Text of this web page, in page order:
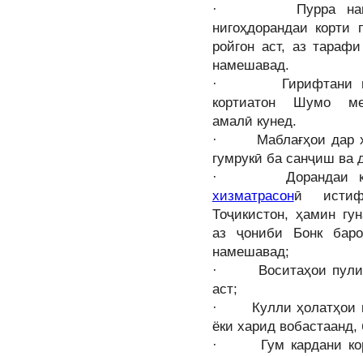
· Пурра
нигоҳдорандаи корти
ройгон аст, аз
намешавад.
· Гирифтани
кортиатон Шумо
амалӣ кунед.
· Маблағҳои дар
гумрукӣ ба санҷиш ва
· Дорандаи
хизматрасонӣ
Тоҷикистон, ҳамин
аз ҷониби Бонк
намешавад;
· Воситаҳои
аст;
· Кулли ҳолатҳои
ёки харид
· Гум кардани корт